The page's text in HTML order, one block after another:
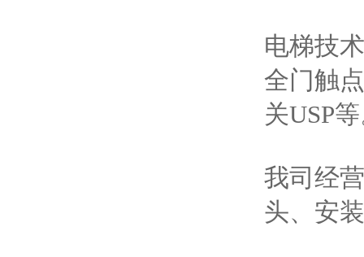
电梯技
全门触
关USP
我司经
头、安